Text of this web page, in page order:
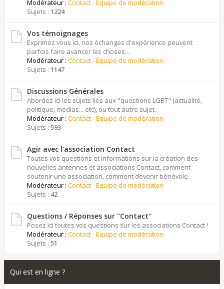
Modérateur : Contact - Equipe de modération
Sujets : 1224
Vos témoignages
Exprimez vous ici, nos échanges d'expérience peuvent
parfois faire avancer les choses...
Modérateur : Contact - Equipe de modération
Sujets : 1147
Discussions Générales
Abordez ici les sujets liés aux "questions LGBT" (actualité,
politique, médias... etc), ou tout autre sujet.
Modérateur : Contact - Equipe de modération
Sujets : 593
Agir avec l'association Contact
Toutes vos questions et informations sur la création des
nouvelles antennes et associations Contact, comment
soutenir une association, comment devenir bénévole.
Modérateur : Contact - Equipe de modération
Sujets : 42
Questions / Réponses sur ''Contact''
Posez ici toutes vos questions sur les associations Contact !
Modérateur : Contact - Equipe de modération
Sujets : 51
Qui est en ligne ?